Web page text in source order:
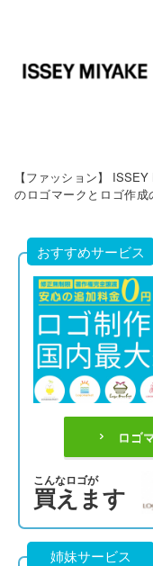
【ファッション】
のロゴマークとロゴ作成
おすすめサービス
ロゴ
こんなロゴが
買えます
姉妹サービス